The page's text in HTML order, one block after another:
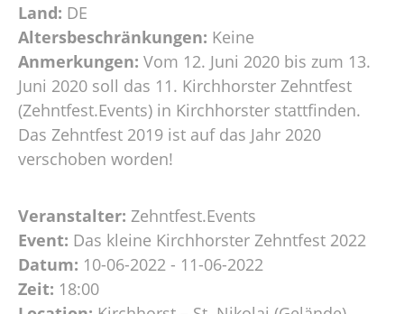
Land: DE
Altersbeschränkungen: Keine
Anmerkungen: Vom 12. Juni 2020 bis zum 13.
Juni 2020 soll das 11. Kirchhorster Zehntfest
(Zehntfest.Events) in Kirchhorster stattfinden.
Das Zehntfest 2019 ist auf das Jahr 2020
verschoben worden!
Veranstalter: Zehntfest.Events
Event: Das kleine Kirchhorster Zehntfest 2022
Datum: 10-06-2022 - 11-06-2022
Zeit: 18:00